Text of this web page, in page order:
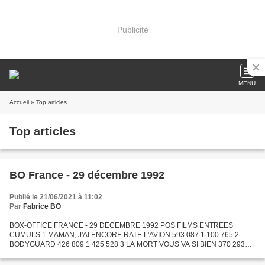
Publicité
MENU
Accueil » Top articles
Top articles
BO France - 29 décembre 1992
Publié le 21/06/2021 à 11:02
Par Fabrice BO
BOX-OFFICE FRANCE - 29 DECEMBRE 1992 POS FILMS ENTREES
CUMULS 1 MAMAN, J'AI ENCORE RATE L'AVION 593 087 1 100 765 2
BODYGUARD 426 809 1 425 528 3 LA MORT VOUS VA SI BIEN 370 293
896 1 397...